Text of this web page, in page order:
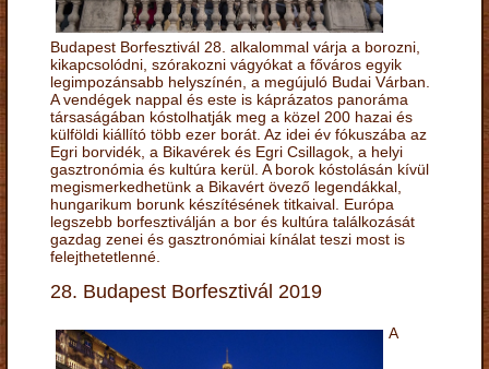
Budapest Borfesztivál 28. alkalommal várja a borozni,
kikapcsolódni, szórakozni vágyókat a főváros egyik
legimpozánsabb helyszínén, a megújuló Budai Várban.
A vendégek nappal és este is káprázatos panoráma
társaságában kóstolhatják meg a közel 200 hazai és
külföldi kiállító több ezer borát. Az idei év fókuszába az
Egri borvidék, a Bikavérek és Egri Csillagok, a helyi
gasztronómia és kultúra kerül. A borok kóstolásán kívül
megismerkedhetünk a Bikavért övező legendákkal,
hungarikum borunk készítésének titkaival. Európa
legszebb borfesztiválján a bor és kultúra találkozását
gazdag zenei és gasztronómiai kínálat teszi most is
felejthetetlenné.
28. Budapest Borfesztivál 2019
A